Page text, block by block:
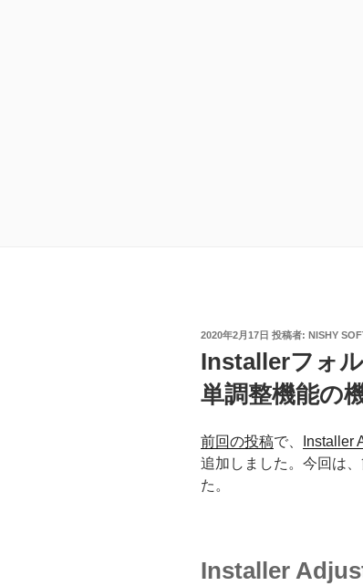
投
日:
2020年2月17日 投稿者: NISHY
Installerフォ
単調整機能の
前回の投稿で、 Installer
追加しました。今回は
た。
Installer